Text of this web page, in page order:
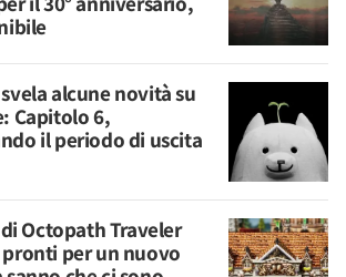
alcune novità su
Capitolo 6,
il periodo di uscita
Octopath Traveler
per un nuovo